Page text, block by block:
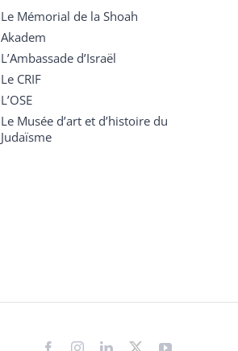
Le Mémorial de la Shoah
Akadem
L’Ambassade d’Israël
Le CRIF
L’OSE
Le Musée d’art et d’histoire du
Judaïsme
FacebookInstagramLinkedIn
X YouTube